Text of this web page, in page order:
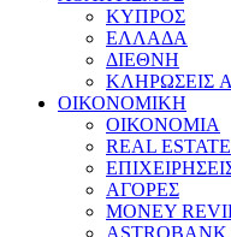
ΚΥΠΡΟΣ
ΕΛΛΑΔΑ
ΔΙΕΘΝΗ
ΚΛΗΡΩΣΕΙΣ
ΟΙΚΟΝΟΜΙΚΗ
ΟΙΚΟΝΟΜΙΑ
REAL ESTATE
ΑΓΟΡΕΣ
MONEY
ASTROBANK